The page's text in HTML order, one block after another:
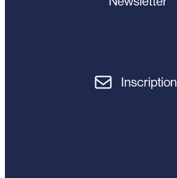
Inscription